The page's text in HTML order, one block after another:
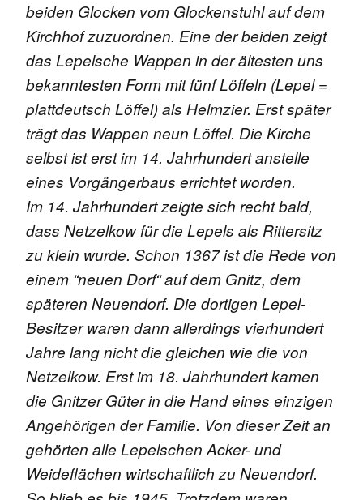
beiden Glocken vom Glockenstuhl auf dem
Kirchhof zuzuordnen. Eine der beiden zeigt
das Lepelsche Wappen in der ältesten uns
bekanntesten Form mit fünf Löffeln (Lepel =
plattdeutsch Löffel) als Helmzier. Erst später
trägt das Wappen neun Löffel. Die Kirche
selbst ist erst im 14. Jahrhundert anstelle
eines Vorgängerbaus errichtet worden.
Im 14. Jahrhundert zeigte sich recht bald,
dass Netzelkow für die Lepels als Rittersitz
zu klein wurde. Schon 1367 ist die Rede von
einem “neuen Dorf“ auf dem Gnitz, dem
späteren Neuendorf. Die dortigen Lepel-
Besitzer waren dann allerdings vierhundert
Jahre lang nicht die gleichen wie die von
Netzelkow. Erst im 18. Jahrhundert kamen
die Gnitzer Güter in die Hand eines einzigen
Angehörigen der Familie. Von dieser Zeit an
gehörten alle Lepelschen Acker- und
Weideflächen wirtschaftlich zu Neuendorf.